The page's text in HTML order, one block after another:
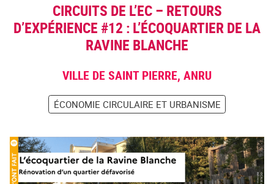
CIRCUITS DE L’EC – RETOURS
D’EXPÉRIENCE #12 : L’ÉCOQUARTIER DE LA
RAVINE BLANCHE
VILLE DE SAINT PIERRE, ANRU
ÉCONOMIE CIRCULAIRE ET URBANISME